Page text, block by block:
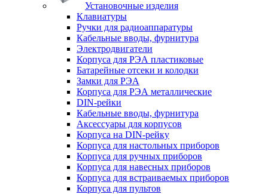
Установочные изделия
Клавиатуры
Ручки для радиоаппаратуры
Кабельные вводы, фурнитура
Электродвигатели
Корпуса для РЭА пластиковые
Батарейные отсеки и колодки
Замки для РЭА
Корпуса для РЭА металлические
DIN-рейки
Кабельные вводы, фурнитура
Аксессуары для корпусов
Корпуса на DIN-рейку
Корпуса для настольных приборов
Корпуса для ручных приборов
Корпуса для навесных приборов
Корпуса для встраиваемых приборов
Корпуса для пультов